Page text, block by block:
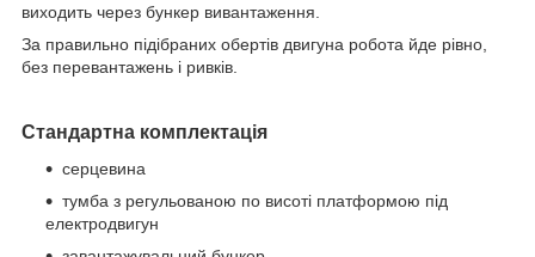
виходить через бункер вивантаження.
За правильно підібраних обертів двигуна робота йде рівно,
без перевантажень і ривків.
Стандартна комплектація
серцевина
тумба з регульованою по висоті платформою під
електродвигун